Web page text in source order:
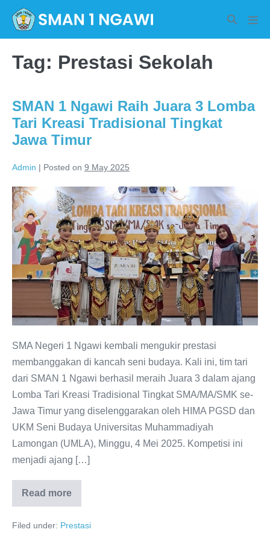
content
Search
Tag: Prestasi Sekolah
SMAN 1 Ngawi Raih Juara 3 Lomba
Tari Kreasi Tradisional Tingkat
Jawa Timur
Admin | Posted on 9 May 2025
SMAN
1
Ngawi
Raih
Juara
3
Kreasi
Tradisional
Tingkat
Jawa
Timur
SMA Negeri 1 Ngawi kembali mengukir prestasi
membanggakan di kancah seni budaya. Kali ini, tim tari
dari SMAN 1 Ngawi berhasil meraih Juara 3 dalam ajang
Lomba Tari Kreasi Tradisional Tingkat SMA/MA/SMK se-
Jawa Timur yang diselenggarakan oleh HIMA PGSD dan
UKM Seni Budaya Universitas Muhammadiyah
Lamongan (UMLA), Minggu, 4 Mei 2025. Kompetisi ini
menjadi ajang […]
Read more
SMAN
1
Raih
Filed under: Prestasi